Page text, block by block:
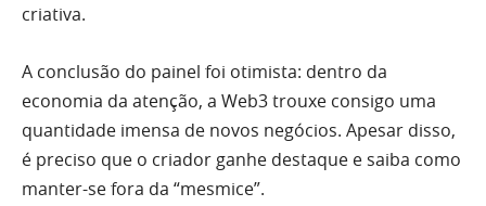
criativa.
A conclusão do painel foi otimista: dentro da
economia da atenção, a Web3 trouxe consigo uma
quantidade imensa de novos negócios. Apesar disso,
é preciso que o criador ganhe destaque e saiba como
manter-se fora da “mesmice”.